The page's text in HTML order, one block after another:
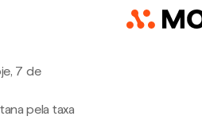
7 de
pela taxa